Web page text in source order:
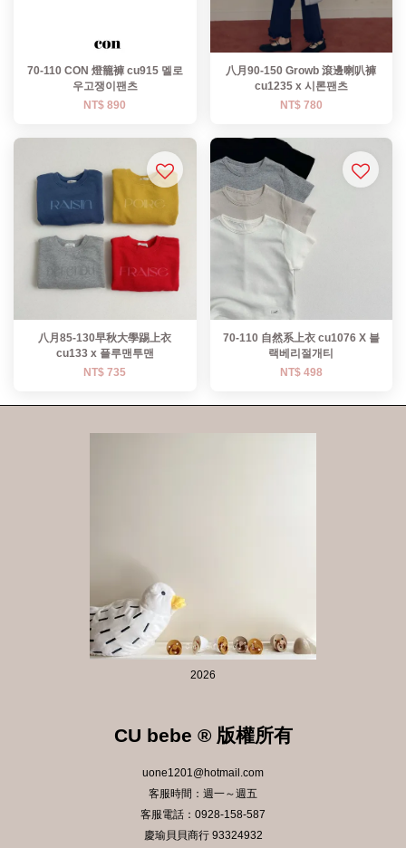
70-110 CON 燈籠褲 cu915 멜로
우고쟁이팬츠
NT$ 890
八月90-150 Growb 滾邊喇叭褲
cu1235 x 시론팬츠
NT$ 780
八月85-130早秋大學踢上衣
cu133 x 플루맨투맨
NT$ 735
70-110 自然系上衣 cu1076 X 블
랙베리절개티
NT$ 498
2026
CU bebe ® 版權所有
uone1201@hotmail.com
客服時間：週一～週五
客服電話：0928-158-587
慶瑜貝貝商行 93324932